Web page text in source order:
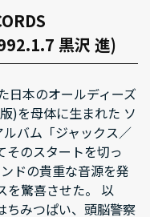
黒沢 進)
日本のオールディーズ
)を母体に生まれた ソ
バム「ジャックス／
そのスタートを切っ
ドの貴重な音源を発
を驚喜させた。 以
ちみつぱい、頭脳警察